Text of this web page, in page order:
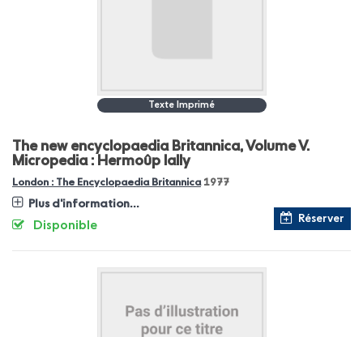
Texte Imprimé
The new encyclopaedia Britannica, Volume V.
Micropedia : Hermoûp lally
London : The Encyclopaedia Britannica 1977
Plus d'information...
Réserver
Disponible